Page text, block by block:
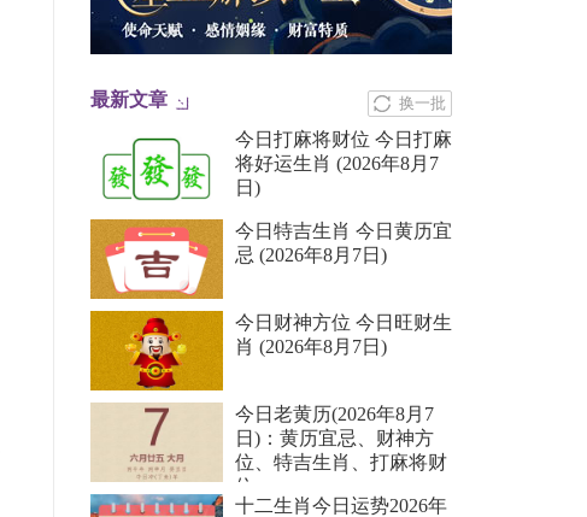
换一批
最新文章
今日打麻将财位 今日打麻
将好运生肖 (2026年8月7
日)
今日特吉生肖 今日黄历宜
忌 (2026年8月7日)
今日财神方位 今日旺财生
肖 (2026年8月7日)
今日老黄历(2026年8月7
日)：黄历宜忌、财神方
位、特吉生肖、打麻将财
位
十二生肖今日运势2026年